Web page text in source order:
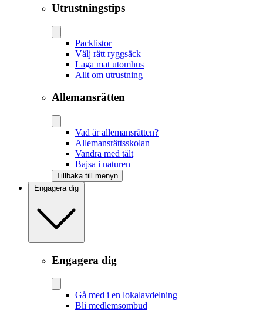
Utrustningstips
Packlistor
Välj rätt ryggsäck
Laga mat utomhus
Allt om utrustning
Allemansrätten
Vad är allemansrätten?
Allemansrättsskolan
Vandra med tält
Bajsa i naturen
Tillbaka till menyn
Engagera dig
Engagera dig
Gå med i en lokalavdelning
Bli medlemsombud